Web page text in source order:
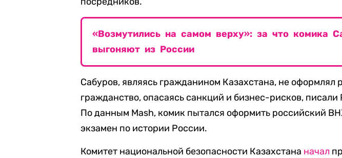
«Возмутились на самом верху»: за что комика
выгоняют из России
Сабуров, являясь гражданином Казахстана, не оформлял
гражданство, опасаясь санкций и бизнес-рисков,
По данным Mash, комик пытался оформить российский
экзамен по истории России.
Комитет национальной безопасности Казахстана начал